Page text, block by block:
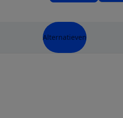
Alternatieven